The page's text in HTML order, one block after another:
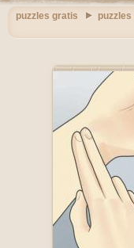
puzzles gratis